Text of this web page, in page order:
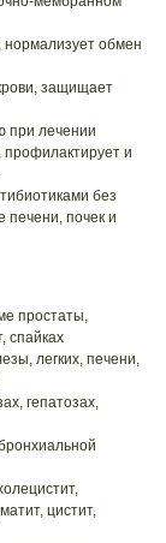
нормализует обмен
защищает
при лечении
профилактирует и
без
печени, почек и
простаты,
спайках
легких, печени,
гепатозах,
цистит,